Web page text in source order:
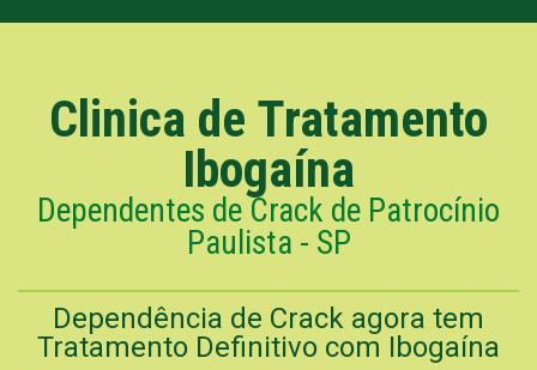
Clinica de Tratamento
Ibogaína
Dependentes de Crack de Patrocínio
Paulista - SP
Dependência de Crack agora tem
Tratamento Definitivo com Ibogaína